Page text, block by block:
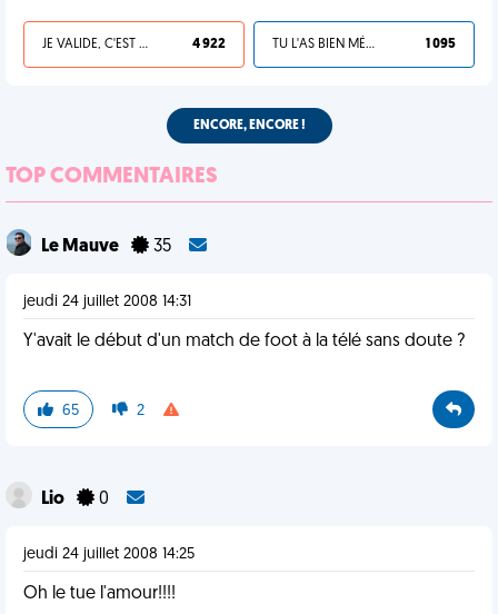
JE VALIDE, C'EST UNE VDM 4 922 TU L'AS BIEN MÉRITÉ 1 095
ENCORE, ENCORE !
TOP COMMENTAIRES
Le Mauve 35
jeudi 24 juillet 2008 14:31
Y'avait le début d'un match de foot à la télé sans doute ?
65 2
Lio 0
jeudi 24 juillet 2008 14:25
Oh le tue l'amour!!!!